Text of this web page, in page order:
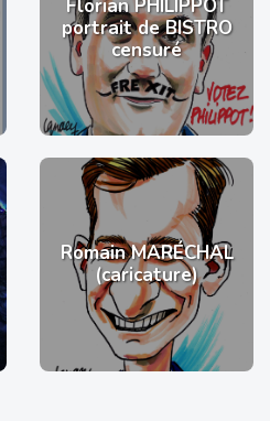
Florian PHILIPPOT
portrait de BISTRO
censuré
Romain MARÉCHAL
(caricature)